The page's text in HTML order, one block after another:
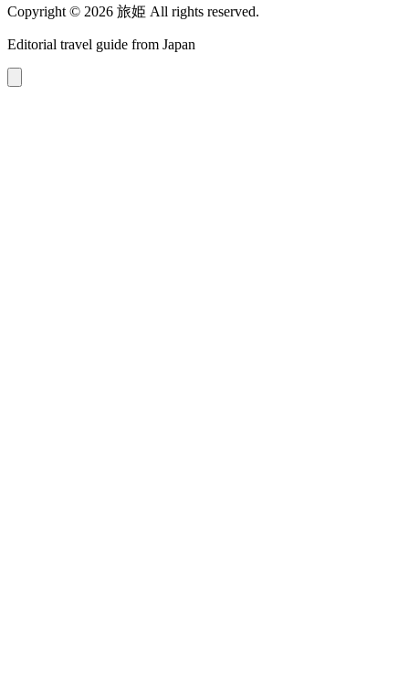
Copyright © 2026 旅姫 All rights reserved.
Editorial travel guide from Japan